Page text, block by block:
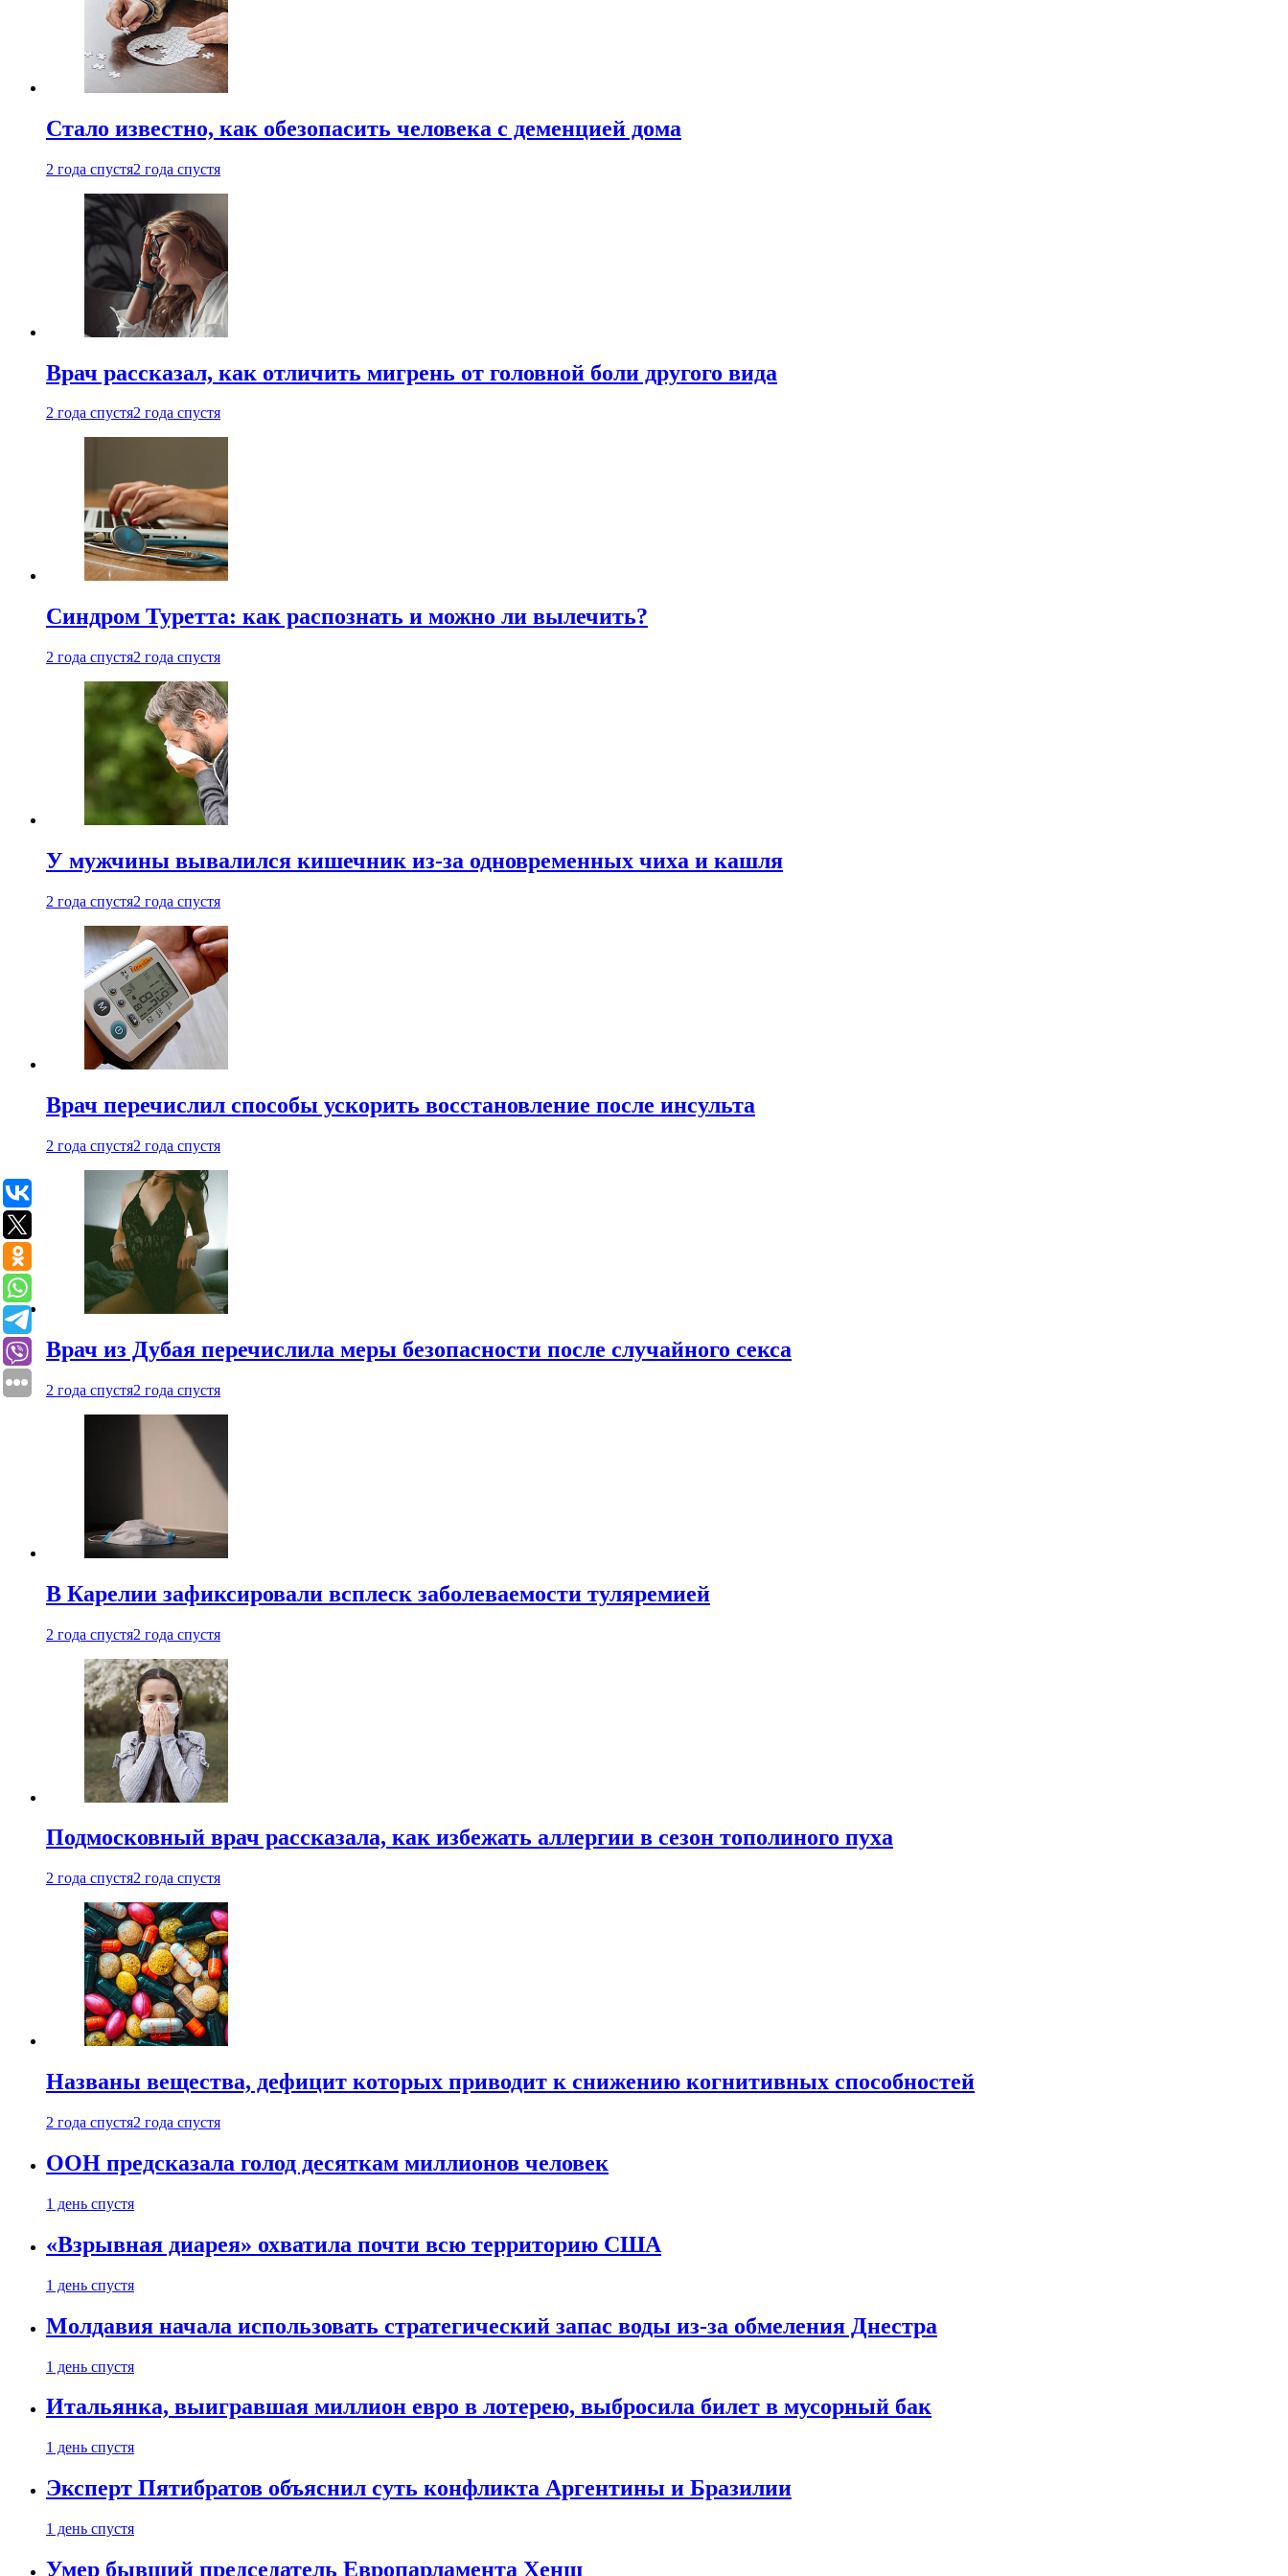
Стало известно, как обезопасить человека с деменцией дома
2 года спустя2 года спустя
Врач рассказал, как отличить мигрень от головной боли другого вида
2 года спустя2 года спустя
Синдром Туретта: как распознать и можно ли вылечить?
2 года спустя2 года спустя
У мужчины вывалился кишечник из-за одновременных чиха и кашля
2 года спустя2 года спустя
Врач перечислил способы ускорить восстановление после инсульта
2 года спустя2 года спустя
Врач из Дубая перечислила меры безопасности после случайного секса
2 года спустя2 года спустя
В Карелии зафиксировали всплеск заболеваемости туляремией
2 года спустя2 года спустя
Подмосковный врач рассказала, как избежать аллергии в сезон тополиного пуха
2 года спустя2 года спустя
Названы вещества, дефицит которых приводит к снижению когнитивных способностей
2 года спустя2 года спустя
ООН предсказала голод десяткам миллионов человек
1 день спустя
«Взрывная диарея» охватила почти всю территорию США
1 день спустя
Молдавия начала использовать стратегический запас воды из-за обмеления Днестра
1 день спустя
Итальянка, выигравшая миллион евро в лотерею, выбросила билет в мусорный бак
1 день спустя
Эксперт Пятибратов объяснил суть конфликта Аргентины и Бразилии
1 день спустя
Умер бывший председатель Европарламента Хенш